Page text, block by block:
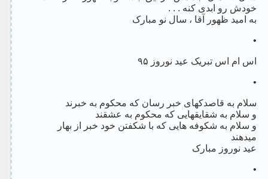
خودش رو ابدی کنه . . .
به امید ظهور آقا ، سال نو مبارک
•
اس ام اس تبریک عید نوروز ۹۵
•
سلام به قاصدکهای خبر رسان که محکوم به خبرند
و سلام به شقایقهایی که محکوم به عشقند
و سلام به شکوفه هایی که با شکفتن خود خبر از بهار
میدهند
عید نوروز مبارک
•